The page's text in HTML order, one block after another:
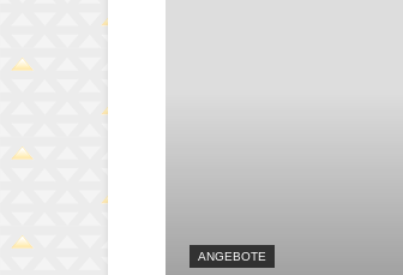
ANGEBOTE